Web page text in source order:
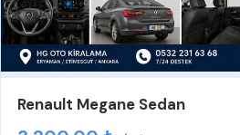
Renault Megane Sedan